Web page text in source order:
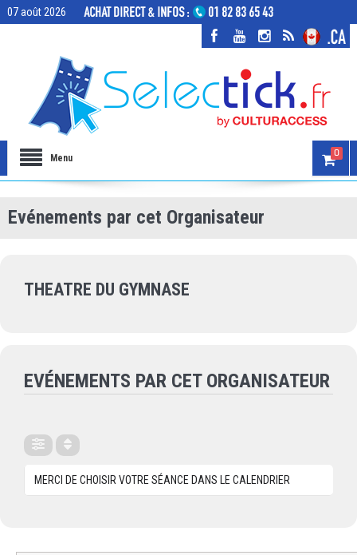
07 août 2026
Menu 0
Evénements par cet Organisateur
THEATRE DU GYMNASE
EVÉNEMENTS PAR CET ORGANISATEUR
MERCI DE CHOISIR VOTRE SÉANCE DANS LE CALENDRIER